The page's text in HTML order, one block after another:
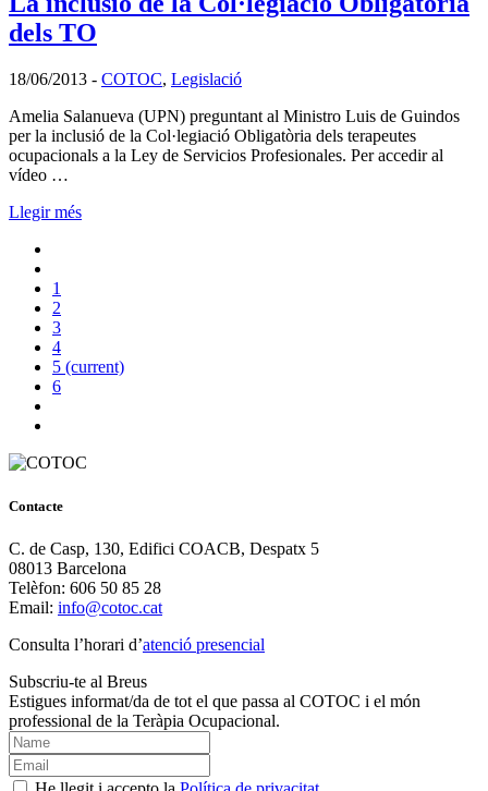
dels TO
18/06/2013 - COTOC, Legislació
Amelia Salanueva (UPN) preguntant al Ministro Luis de Guindos
per la inclusió de la Col·legiació Obligatòria dels terapeutes
ocupacionals a la Ley de Servicios Profesionales. Per accedir al
vídeo …
Llegir més
1
2
3
4
5 (current)
6
Contacte
C. de Casp, 130, Edifici COACB, Despatx 5
08013 Barcelona
Telèfon: 606 50 85 28
Email: info@cotoc.cat
Consulta l’horari d’atenció presencial
Subscriu-te al Breus
Estigues informat/da de tot el que passa al COTOC i el món
professional de la Teràpia Ocupacional.